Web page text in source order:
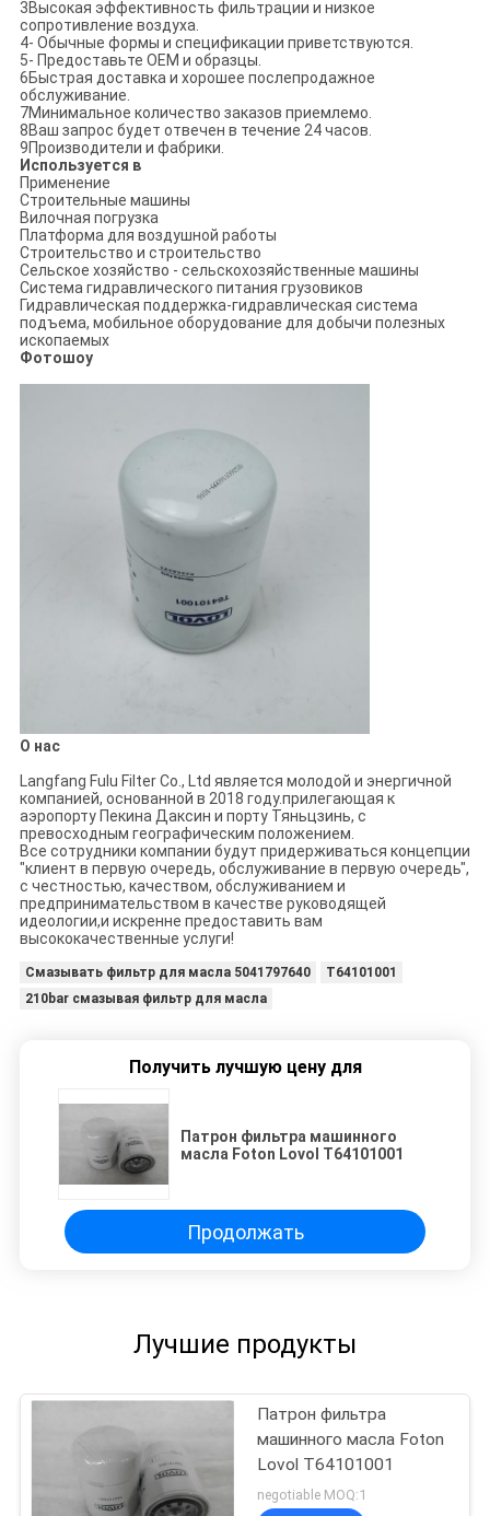
3Высокая эффективность фильтрации и низкое
сопротивление воздуха.
4- Обычные формы и спецификации приветствуются.
5- Предоставьте OEM и образцы.
6Быстрая доставка и хорошее послепродажное
обслуживание.
7Минимальное количество заказов приемлемо.
8Ваш запрос будет отвечен в течение 24 часов.
9Производители и фабрики.
Используется в
Применение
Строительные машины
Вилочная погрузка
Платформа для воздушной работы
Строительство и строительство
Сельское хозяйство - сельскохозяйственные машины
Система гидравлического питания грузовиков
Гидравлическая поддержка-гидравлическая система
подъема, мобильное оборудование для добычи полезных
ископаемых
Фотошоу
О нас
Langfang Fulu Filter Co., Ltd является молодой и энергичной
компанией, основанной в 2018 году.прилегающая к
аэропорту Пекина Даксин и порту Тяньцзинь, с
превосходным географическим положением.
Все сотрудники компании будут придерживаться концепции
"клиент в первую очередь, обслуживание в первую очередь",
с честностью, качеством, обслуживанием и
предпринимательством в качестве руководящей
идеологии,и искренне предоставить вам
высококачественные услуги!
Смазывать фильтр для масла 5041797640
T64101001
210bar смазывая фильтр для масла
Получить лучшую цену для
Патрон фильтра машинного
масла Foton Lovol T64101001
Продолжать
Лучшие продукты
Патрон фильтра
машинного масла Foton
Lovol T64101001
negotiable MOQ:1